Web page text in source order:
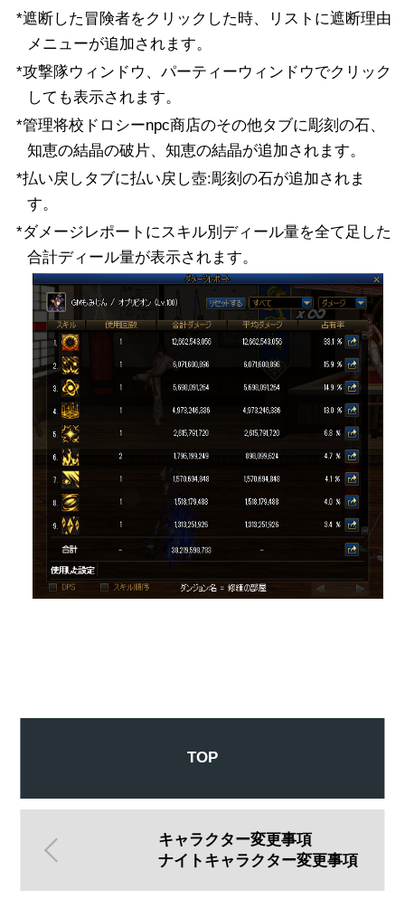
*遮断した冒険者をクリックした時、リストに遮断理由
メニューが追加されます。
*攻撃隊ウィンドウ、パーティーウィンドウでクリック
しても表示されます。
*管理将校ドロシーnpc商店のその他タブに彫刻の石、
知恵の結晶の破片、知恵の結晶が追加されます。
*払い戻しタブに払い戻し壺:彫刻の石が追加されま
す。
*ダメージレポートにスキル別ディール量を全て足した
合計ディール量が表示されます。
キャラクター変更事項
ナイトキャラクター変更事項
TOP